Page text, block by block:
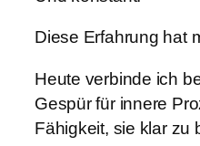
Diese Erfahrung hat
Heute verbinde ich
Gespür für innere
Fähigkeit, sie klar zu